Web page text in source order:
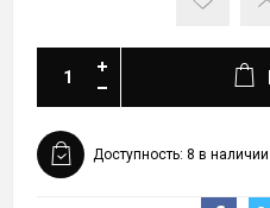
Доступность: 8 в наличии